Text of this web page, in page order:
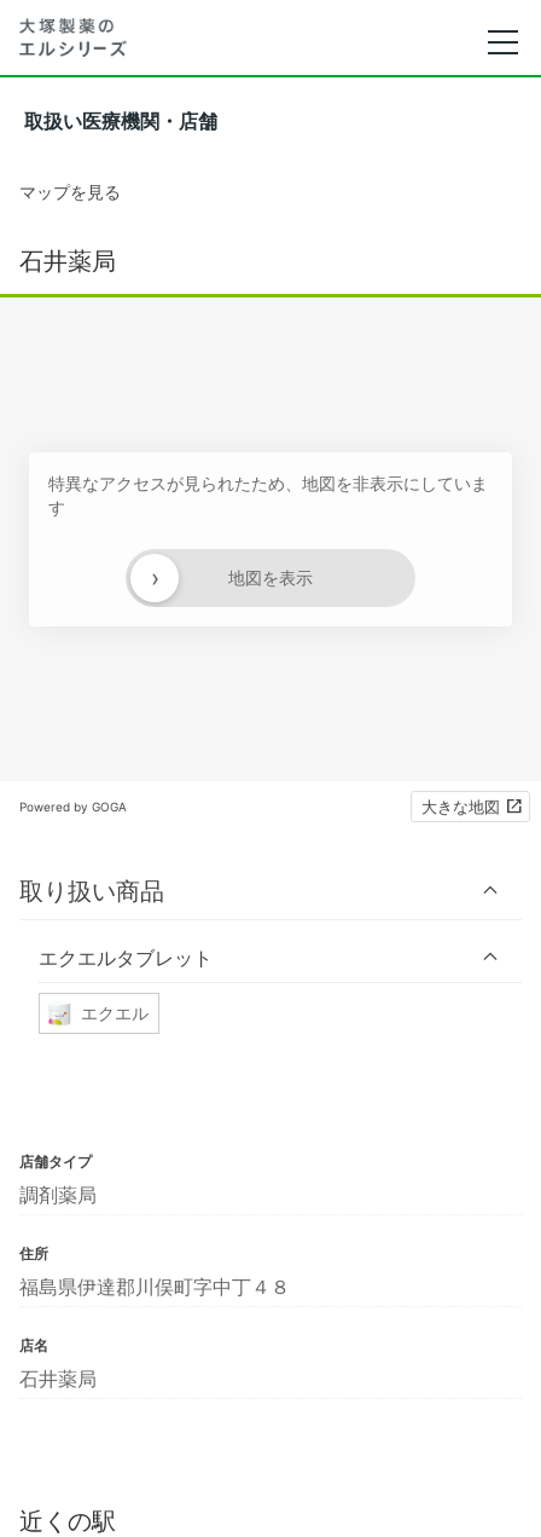
取扱い医療機関・店舗
マップを見る
石井薬局
特異なアクセスが見られたため、地図を非表示にしていま
す
地図を表示
›
Powered by GOGA 大きな地図
取り扱い商品
エクエルタブレット
エクエル
店舗タイプ
調剤薬局
住所
福島県伊達郡川俣町字中丁４８
店名
石井薬局
近くの駅